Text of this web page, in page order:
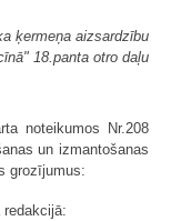
ķermeņa aizsardzību
18.panta otro daļu
noteikumos Nr.208
un izmantošanas
grozījumus:
redakcijā: